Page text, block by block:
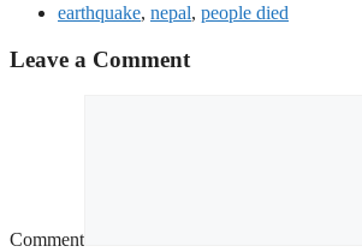
earthquake, nepal, people died
Leave a Comment
Comment